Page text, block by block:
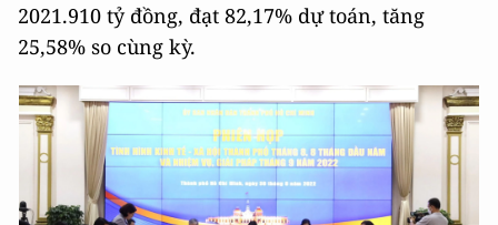
2021.910 tỷ đồng, đạt 82,17% dự toán, tăng
25,58% so cùng kỳ.